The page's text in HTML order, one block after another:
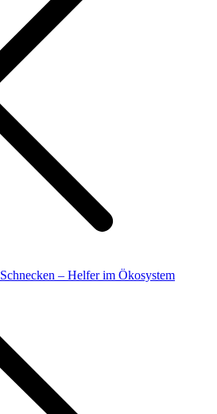
Schnecken – Helfer im Ökosystem